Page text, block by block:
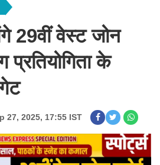
29वीं वेस्ट जोन
प्रतियोगिता के
27, 2025, 17:55 IST